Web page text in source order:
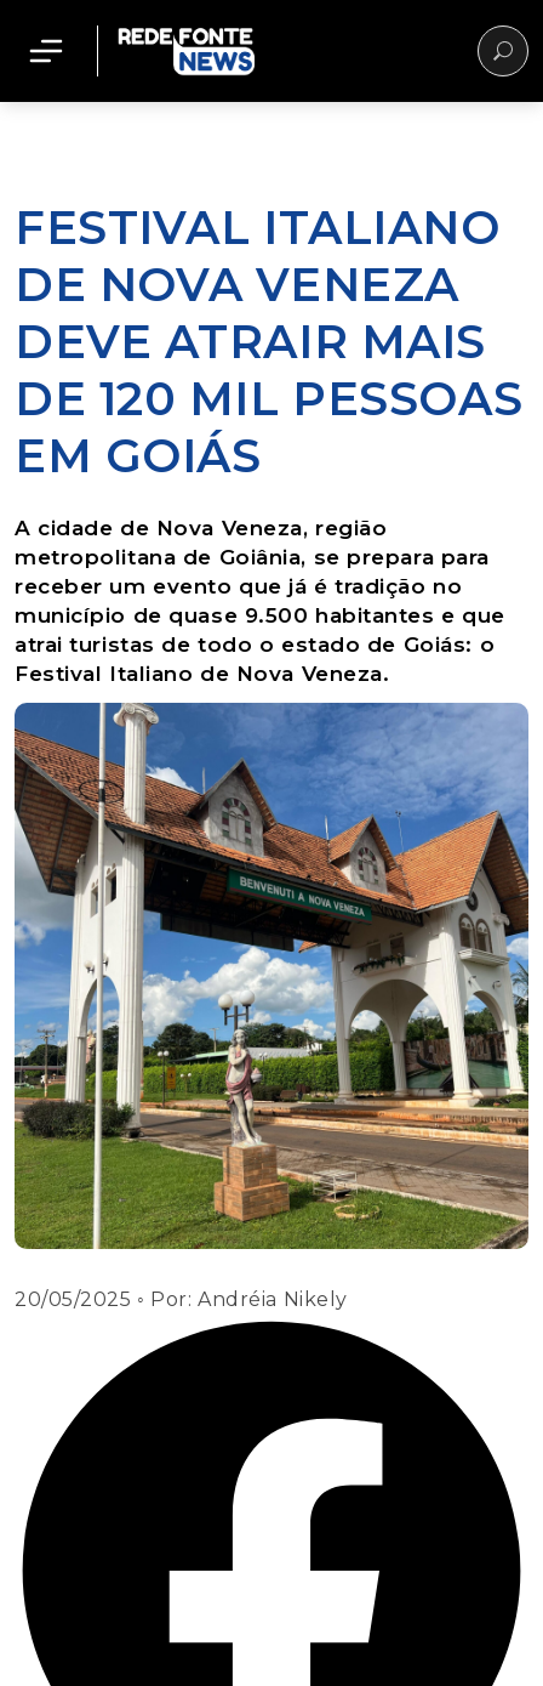
FESTIVAL ITALIANO
DE NOVA VENEZA
DEVE ATRAIR MAIS
DE 120 MIL PESSOAS
EM GOIÁS
A cidade de Nova Veneza, região
metropolitana de Goiânia, se prepara para
receber um evento que já é tradição no
município de quase 9.500 habitantes e que
atrai turistas de todo o estado de Goiás: o
Festival Italiano de Nova Veneza.
20/05/2025 ◦ Por:Andréia Nikely